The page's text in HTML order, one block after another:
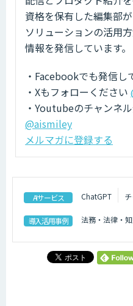
資格を保有した編集部
ソリューションの活用
情報を発信しています。
・Facebookでも発信し
・Xもフォローください
・Youtubeのチャンネ
@aismiley
メルマガに登録する
AIサービス ChatGPT
導入活用事例 法務・法律・